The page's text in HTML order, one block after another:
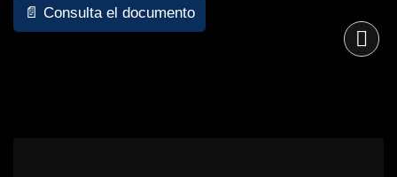
📄 Consulta el documento